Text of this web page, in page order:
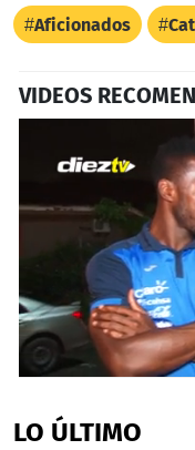
Aficionados
VIDEOS
of
1
LO ÚLTIMO